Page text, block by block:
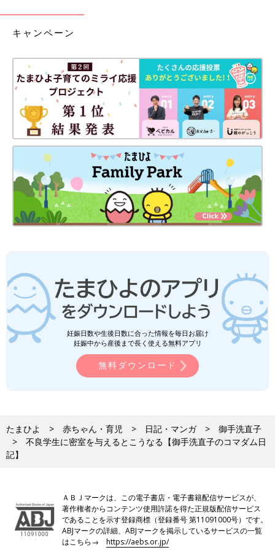
キャンペーン
妊娠日数や生後日数に合った情報を毎日お届け
妊娠中から産後まで長く使える無料アプリ
無料ダウンロード
たまひよ 赤ちゃん・育児 日記・マンガ
御手洗直子
不良学生に密室を与えるとこうなる【御手洗直子のコマダム日
記】
ＡＢＪマークは、この電子書店・電子書籍配信サービスが、
著作権者からコンテンツ使用許諾を得た正規版配信サービス
であることを示す登録商標（登録番号 第11091000号）です。
ABJマークの詳細、ABJマークを掲示しているサービスの一覧
はこちら→https://aebs.or.jp/